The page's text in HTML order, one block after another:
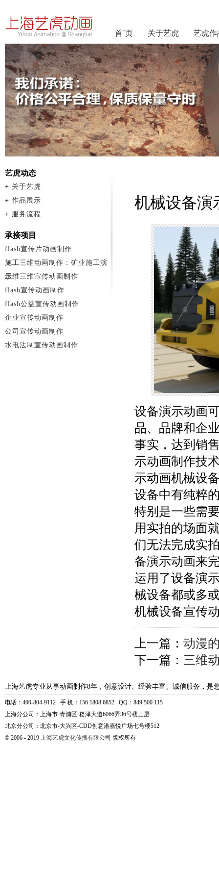
首`页 关于艺虎 艺虎作
机械设备演
设备演示动画
品、品牌和企
事实，达到销
示动画制作技
示动画机械设
设备中有纯粹
特别是一些需
用实拍的场面
们无法完成实
备演示动画来
运用了设备演
械设备都或多
机械设备宣传
上一篇： 动漫
下一篇： 三维
艺虎动态
+ 关于艺虎
+ 作品展示
+ 服务流程
承接项目
flash宣传片动画制作
施工三维动画制作：矿业施工演
示
二维三维宣传动画制作
flash宣传动画制作
flash公益宣传动画制作
企业宣传动画制作
公司宣传动画制作
水电法制宣传动画制作
上海艺虎专业从事动画制作8年，创意设计、经验丰富、诚信服务，是
电话：400-804-9112 手 机：156 1808 6852 QQ：849 500 115
上海分公司：上海市-青浦区-崧泽大道6066弄36号楼三层
北京分公司：北京市-大兴区-CDD创意港嘉悦广场七号楼512
© 2006 - 2019 上海艺虎文化传播有限公司 版权所有